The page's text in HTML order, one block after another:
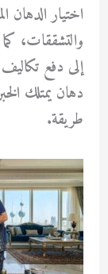
اختيار الدهان
والتشققات،
إلى دفع
دهان يمتلك
طريقة.